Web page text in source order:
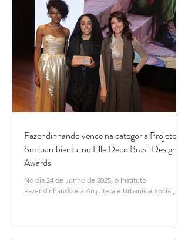
Fazendinhando vence na categoria Projeto
Socioambiental no Elle Deco Brasil Design
Awards
No dia 24 de Junho de 2025, o Instituto
Fazendinhando e a Arquiteta e Urbanista Social,